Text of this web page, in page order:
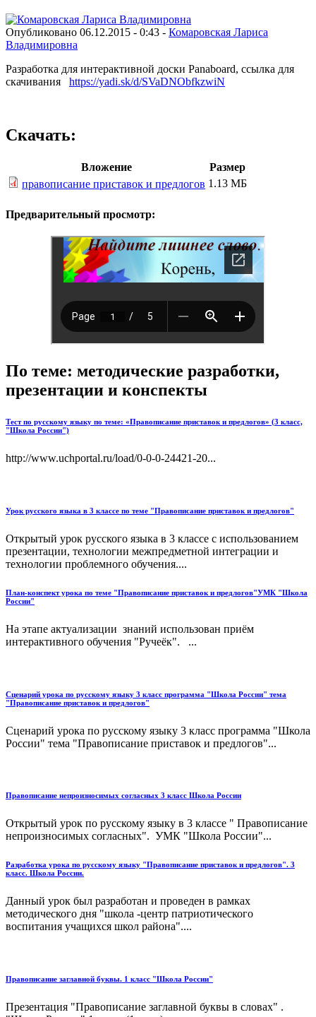
Опубликовано 06.12.2015 - 0:43 - Комаровская Лариса
Владимировна
Разработка для интерактивной доски Panaboard, ссылка для
скачивания https://yadi.sk/d/SVaDNObfkzwiN
Скачать:
Вложение
Размер
правописание приставок и предлогов 1.13 МБ
Предварительный просмотр:
По теме: методические разработки,
презентации и конспекты
Тест по русскому языку по теме: «Правописание приставок и предлогов» (3 класс,
"Школа России")
http://www.uchportal.ru/load/0-0-0-24421-20...
Урок русского языка в 3 классе по теме "Правописание приставок и предлогов"
Открытый урок русского языка в 3 классе с использованием
презентации, технологии межпредметной интеграции и
технологии проблемного обучения....
План-конспект урока по теме "Правописание приставок и предлогов"УМК "Школа
России"
На этапе актуализации знаний использован приём
интерактивного обучения "Ручеёк". ...
Сценарий урока по русскому языку 3 класс программа "Школа России" тема
"Правописание приставок и предлогов"
Сценарий урока по русскому языку 3 класс программа "Школа
России" тема "Правописание приставок и предлогов"...
Правописание непроизносимых согласных 3 класс Школа России
Открытый урок по русскому языку в 3 классе " Правописание
непроизносимых согласных". УМК "Школа России"...
Разработка урока по русскому языку "Правописание приставок и предлогов". 3
класс. Школа России.
Данный урок был разработан и проведен в рамках
методического дня "школа -центр патриотического
воспитания учащихся школ района"....
Правописание заглавной буквы. 1 класс "Школа России"
Презентация "Правописание заглавной буквы в словах" .